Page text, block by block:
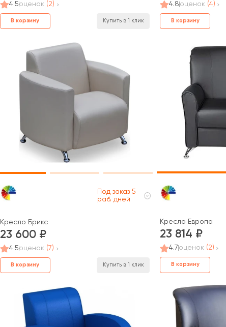
4.5оценок (2)
В корзину Купить в 1 клик
4.8 оценок (4)
В корзину
Под заказ 5
раб. дней
Кресло Брикс
23 600
4.5оценок (7)
В корзину Купить в 1 клик
Кресло Европа
23 814
4.7 оценок (2)
В корзину